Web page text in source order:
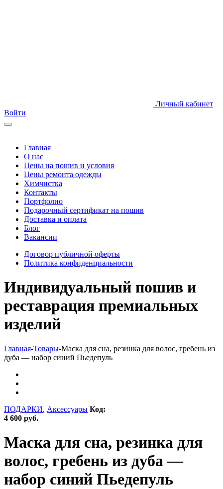
Личный кабинет
Войти
Главная
О нас
Цены на пошив и условия
Цены ремонта одежды
Химчистка
Контакты
Портфолио
Подарочный сертификат на пошив
Доставка и оплата
Блог
Вакансии
Договор публичной оферты
Политика конфиденциальности
Индивидуальный пошив и
реставрация премиальных
изделий
Главная-Товары-Маска для сна, резинка для волос, гребень из
дуба — набор синий Пьедепуль
ПОДАРКИ, Аксессуары Код:
4 600 руб.
Маска для сна, резинка для
волос, гребень из дуба —
набор синий Пьедепуль